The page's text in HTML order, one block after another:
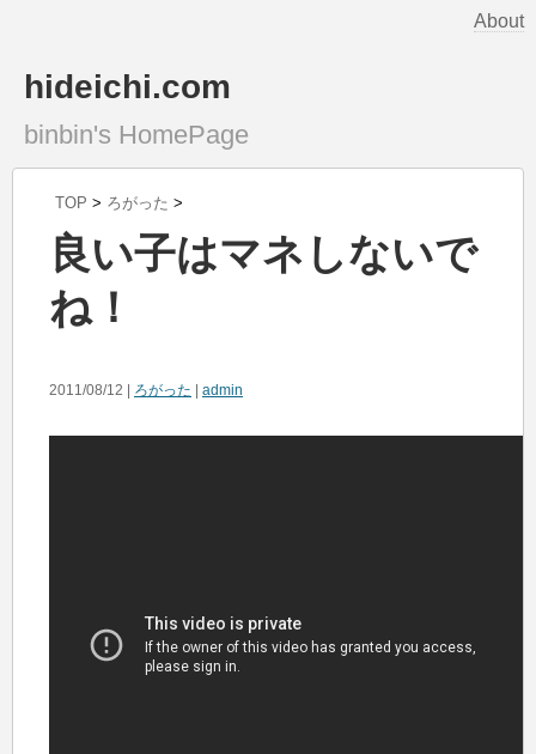
About
hideichi.com
binbin's HomePage
TOP > ろがった >
良い子はマネしないで
ね！
2011/08/12 | ろがった admin